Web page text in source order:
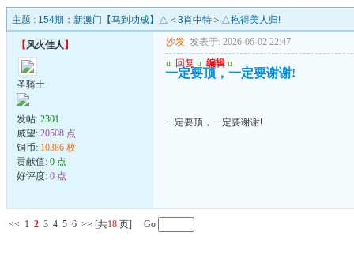
主题 : 154期：新澳门【马到功成】△＜3肖中特＞△抱得美人归!
【风火佳人 】
圣骑士
发帖: 2301
威望: 20508 点
铜币: 10386 枚
贡献值: 0 点
好评度: 0 点
沙发 发表于: 2026-06-02 22:47
u 回复 u 编辑 u
一定要顶，一定要谢谢!
一定要顶，一定要谢谢!
<< 1 2 3 4 5 6 >> [共18 页] Go